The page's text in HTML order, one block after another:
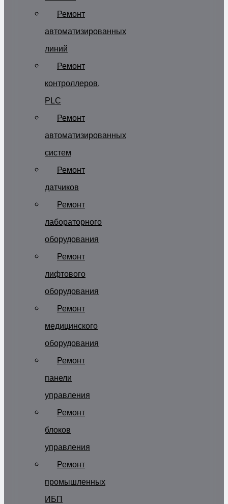
Ремонт
автоматизированных
линий
Ремонт
контроллеров,
PLC
Ремонт
автоматизированных
систем
Ремонт
датчиков
Ремонт
лабораторного
оборудования
Ремонт
лифтового
оборудования
Ремонт
медицинского
оборудования
Ремонт
панели
управления
Ремонт
блоков
управления
Ремонт
промышленных
ИБП